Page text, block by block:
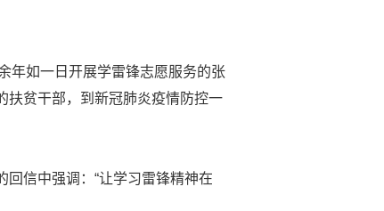
年如一日开展学雷锋志愿服务的张
扶贫干部，到新冠肺炎疫情防控一
回信中强调：“让学习雷锋精神在